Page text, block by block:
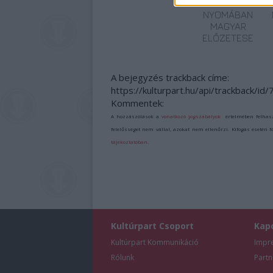
A GONOSZ
NYOMÁBAN
MAGYAR
ELŐZETESE
A bejegyzés trackback címe:
https://kulturpart.hu/api/trackback/id/
Kommentek:
A hozzászólások avonatkozó jogszabályok értelmében
felelősséget nem vállal, azokat nem ellenőrzi. Kifogás esetén
tájékoztatóban
Kultúrpart Csoport
Kultúrpart Kommunikáció
Rólunk